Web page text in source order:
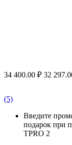
34 400.00 ₽ 32
(5)
Введите
подарок при
TPRO 2